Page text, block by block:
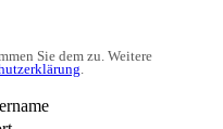
Sie dem zu. Weitere
.